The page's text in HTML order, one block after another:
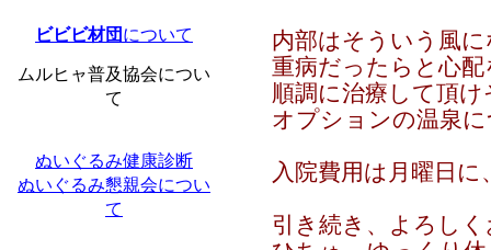
ビビビ材団 について
ムルヒャ普及協会につい
て
ぬいぐるみ健康診断
ぬいぐるみ懇親会につい
て
内部はそういう風
重病だったらと心
順調に治療して頂
オプションの温泉
入院費用は月曜日
引き続き、よろし